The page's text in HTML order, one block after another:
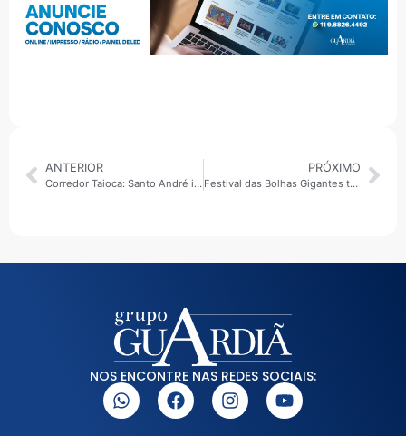
ANTERIOR
Corredor Taioca: Santo André inicia obra de R$ 116 milhões para combater enchentes e transformar mobilidade na região sul
PRÓXIMO
Festival das Bolhas Gigantes transforma Lavras em um universo de magia, imaginação e diversão para toda a família
NOS ENCONTRE NAS REDES SOCIAIS: